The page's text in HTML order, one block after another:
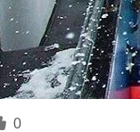
0